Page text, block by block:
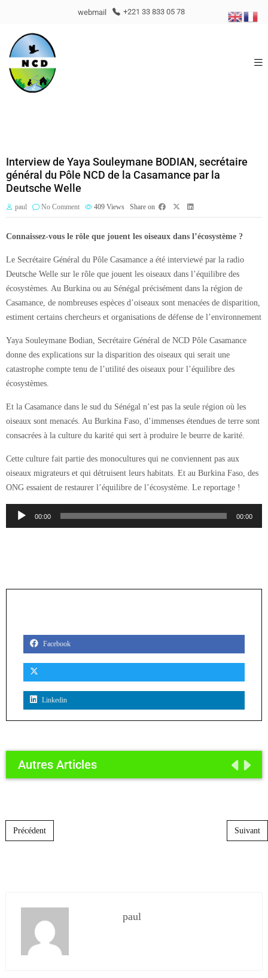
webmail +221 33 833 05 78
Interview de Yaya Souleymane BODIAN, secrétaire
général du Pôle NCD de la Casamance par la
Deutsche Welle
paul No Comment 409 Views Share on
Connaissez-vous le rôle que jouent les oiseaux dans l’écosystème ?
Le Secrétaire Général du Pôle Casamance a été interviewé par la radio
Deutsche Welle sur le rôle que jouent les oiseaux dans l’équilibre des
écosystèmes. Au Burkina ou au Sénégal précisément dans la région de
Casamance, de nombreuses espèces d’oiseaux sont menacées de disparition,
estiment certains chercheurs et organisations de défense de l’environnement
Yaya Souleymane Bodian, Secrétaire Général de NCD Pôle Casamance
donne des explications sur la disparition des oiseaux qui serait une
catastrophe compte tenu de l’utilité des oiseaux pour l’équilibre des
écosystèmes.
Et la Casamance dans le sud du Sénégal n’est pas la seule région où les
oiseaux sont menacés. Au Burkina Faso, d’immenses étendues de terre sont
consacrées à la culture du karité qui sert à produire le beurre de karité.
Cette culture fait partie des monocultures qui ne conviennent pas aux
oiseaux migrateurs et qui détruisent leurs habitats. Et au Burkina Faso, des
ONG essaient de restaurer l’équilibre de l’écosystème. Le reportage !
Lecteur
00:00 00:00
Facebook
Linkedin
Autres Articles
Post navigation
Précédent Suivant
paul